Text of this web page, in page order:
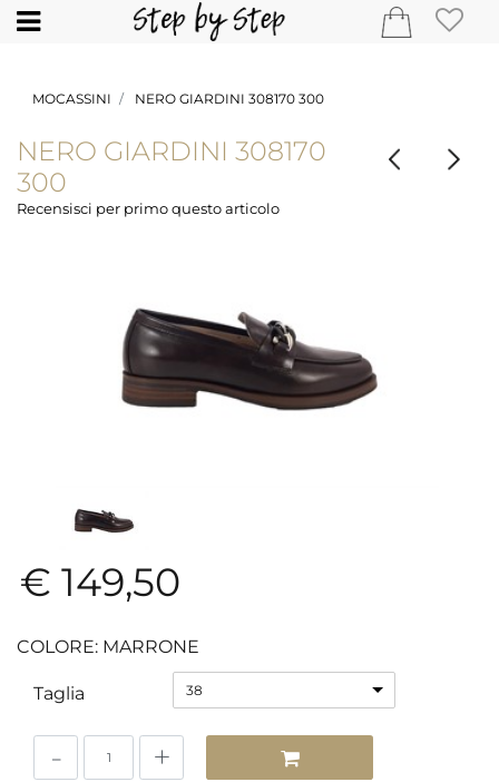
Open
MOCASSINI NERO GIARDINI 308170 300
NERO GIARDINI 308170
300
Recensisci per primo questo articolo
€ 149,50
COLORE: MARRONE
Taglia 38